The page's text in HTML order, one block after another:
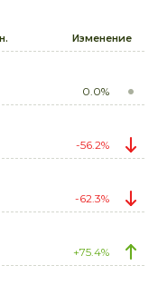
Изменение
0.0%
-56.2%
-62.3%
+75.4%